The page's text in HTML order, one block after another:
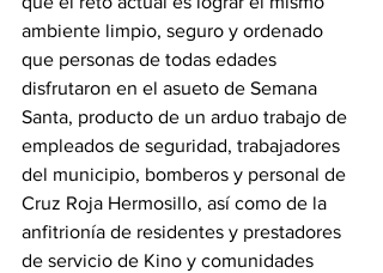
ambiente limpio, seguro y ordenado
que personas de todas edades
disfrutaron en el asueto de Semana
Santa, producto de un arduo trabajo de
empleados de seguridad, trabajadores
del municipio, bomberos y personal de
Cruz Roja Hermosillo, así como de la
anfitrionía de residentes y prestadores
de servicio de Kino y comunidades